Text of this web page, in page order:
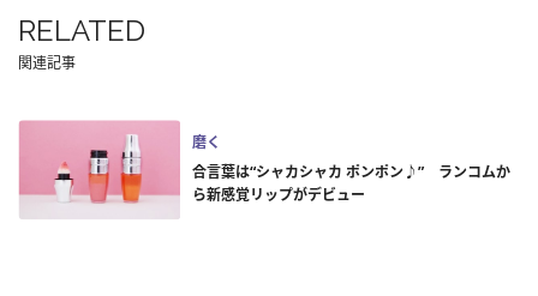
RELATED
関連記事
磨く
合言葉は“シャカシャカ ポンポン♪” ランコムか
ら新感覚リップがデビュー